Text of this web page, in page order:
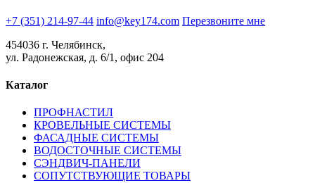
+7 (351) 214-97-44 info@key174.com Перезвоните мне
454036 г. Челябинск,
ул. Радонежская, д. 6/1, офис 204
Каталог
ПРОФНАСТИЛ
КРОВЕЛЬНЫЕ СИСТЕМЫ
ФАСАДНЫЕ СИСТЕМЫ
ВОДОСТОЧНЫЕ СИСТЕМЫ
СЭНДВИЧ-ПАНЕЛИ
СОПУТСТВУЮЩИЕ ТОВАРЫ